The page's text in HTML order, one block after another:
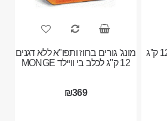
מונג' BWILD צבי לגורים 12 ק''ג
מונג' גורים ברווז ותפו"א ללא דגנים
12 ק"ג לכלב בי וויילד MONGE
₪369